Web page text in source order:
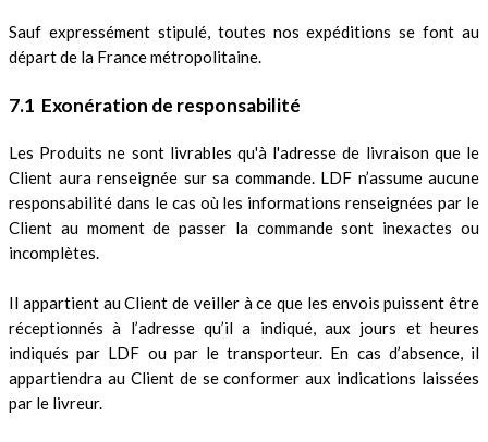
Sauf expressément stipulé, toutes nos expéditions se font au
départ de la France métropolitaine.
7.1 Exonération de responsabilité
Les Produits ne sont livrables qu'à l'adresse de livraison que le
Client aura renseignée sur sa commande. LDF n’assume aucune
responsabilité dans le cas où les informations renseignées par le
Client au moment de passer la commande sont inexactes ou
incomplètes.
Il appartient au Client de veiller à ce que les envois puissent être
réceptionnés à l’adresse qu’il a indiqué, aux jours et heures
indiqués par LDF ou par le transporteur. En cas d’absence, il
appartiendra au Client de se conformer aux indications laissées
par le livreur.